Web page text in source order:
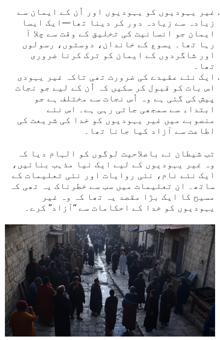
غیر یہودیوں کو یہودیوں اور اُن کے ایمان سے
زیادہ سے زیادہ دور کر دینا تھا—ایک ایسا
ایمان جو انسانیت کی تخلیق کے وقت سے چلا آ
رہا تھا۔ یسوع کے خاندان، دوستوں، رسولوں
اور شاگردوں کے ایمان کو ترک کرنا ضروری
تھا۔
ایک نئے عقیدے کی ضرورت تھی تاکہ غیر یہودی
اس بات کو قبول کر سکیں کہ اُن کے لیے جو نجات
پیش کی گئی ہے وہ اُس نجات سے مختلف ہے جو
ابتداء سے سمجھی جاتی رہی ہے۔ اس نئے
منصوبے میں غیر یہودیوں کو خدا کی شریعت کی
اطاعت سے آزاد کیا جانا تھا۔
تب شیطان نے باصلاحیت لوگوں کو الہام دیا کہ
وہ غیر یہودیوں کے لیے ایک نیا مذہب بنائیں،
ایک نئے نام، نئی روایات اور نئی تعلیمات کے
ساتھ۔ ان تعلیمات میں سب سے خطرناک یہ تھی کہ
مسیح کا ایک بڑا مقصد یہ تھا کہ وہ غیر
یہودیوں کو خدا کے احکامات سے “آزاد” کرے۔